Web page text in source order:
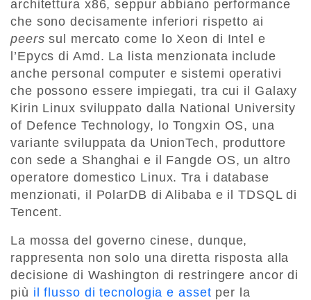
architettura x86, seppur abbiano performance
che sono decisamente inferiori rispetto ai
peers sul mercato come lo Xeon di Intel e
l’Epycs di Amd. La lista menzionata include
anche personal computer e sistemi operativi
che possono essere impiegati, tra cui il Galaxy
Kirin Linux sviluppato dalla National University
of Defence Technology, lo Tongxin OS, una
variante sviluppata da UnionTech, produttore
con sede a Shanghai e il Fangde OS, un altro
operatore domestico Linux. Tra i database
menzionati, il PolarDB di Alibaba e il TDSQL di
Tencent.
La mossa del governo cinese, dunque,
rappresenta non solo una diretta risposta alla
decisione di Washington di restringere ancor di
più il flusso di tecnologia e asset per la